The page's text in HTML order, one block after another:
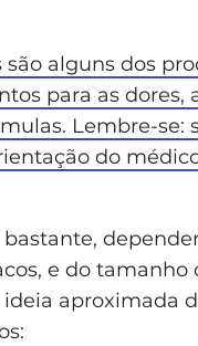
são alguns dos
para as dores,
Lembre-se:
do
e do tamanho
aproximada